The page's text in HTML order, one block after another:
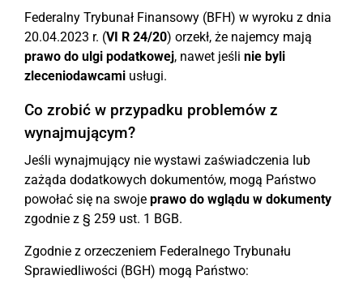
Federalny Trybunał Finansowy (BFH) w wyroku z dnia
20.04.2023 r. (VI R 24/20) orzekł, że najemcy mają
prawo do ulgi podatkowej, nawet jeśli nie byli
zleceniodawcami usługi.
Co zrobić w przypadku problemów z
wynajmującym?
Jeśli wynajmujący nie wystawi zaświadczenia lub
zażąda dodatkowych dokumentów, mogą Państwo
powołać się na swoje prawo do wglądu w dokumenty
zgodnie z § 259 ust. 1 BGB.
Zgodnie z orzeczeniem Federalnego Trybunału
Sprawiedliwości (BGH) mogą Państwo: